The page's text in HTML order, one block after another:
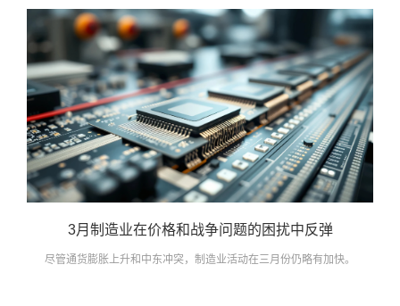
3月制造业在价格和战争问题的困扰中反弹
尽管通货膨胀上升和中东冲突，制造业活动在三月份仍略有加快。